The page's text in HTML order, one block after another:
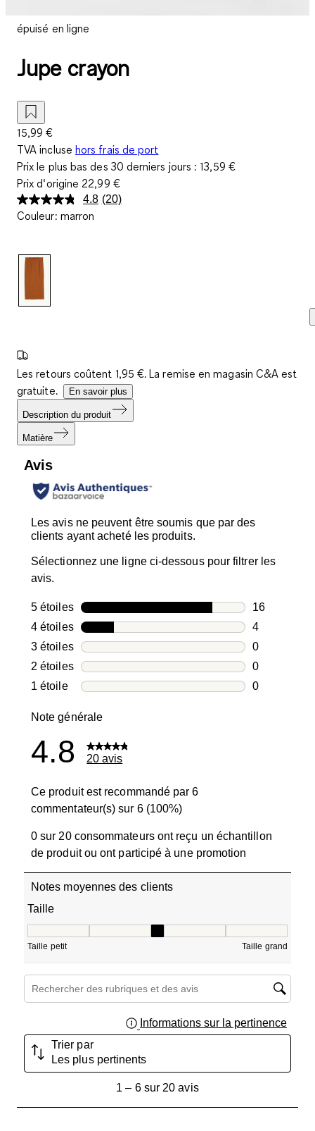
épuisé en ligne
Jupe crayon
15,99 €
TVA incluse hors frais de port
Prix le plus bas des 30 derniers jours :13,59 €
Prix d‘origine 22,99 €
4.8 Lire
(20)
Couleur: marron
Les retours coûtent 1,95 €. La remise en magasin C&A est
gratuite.
En savoir plus
Description du produit
Matière
Avis
Les avis ne peuvent être soumis que par des
clients ayant acheté les produits.
Sélectionnez une ligne ci-dessous pour filtrer les
avis.
5 étoilesétoiles
16
16 avis
4 étoilesétoiles
4
4 avis avec
3 étoilesétoiles
0
0 avis avec
2 étoilesétoiles
0
0 avis avec
1 étoileétoiles
0
Note générale
4.8 20 avis
Ce produit est recommandé par 6
commentateur(s) sur 6 (100%)
0 sur 20 consommateurs ont reçu un échantillon
de produit ou ont participé à une promotion
Notes moyennes des clients
Taille
Taille petit Taille grand
Zone de recherche de sujet et d'avis
Informations sur la pertinence
Trier par
Les plus pertinents
1 – 6 sur 20 avis